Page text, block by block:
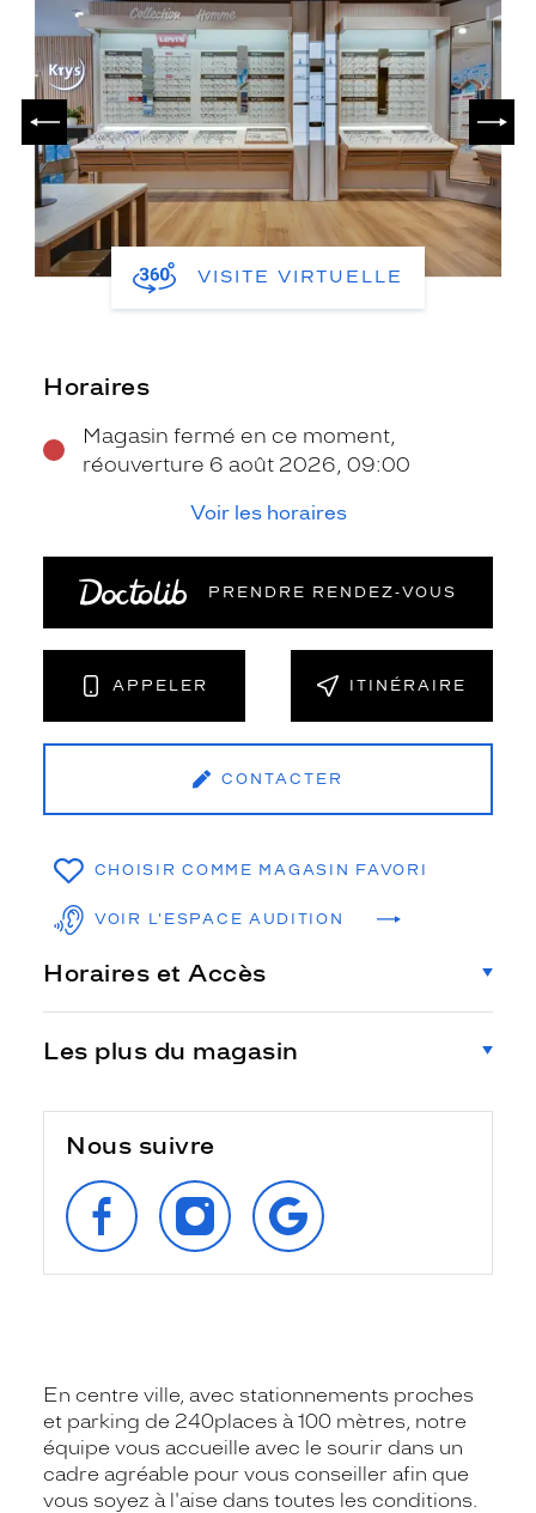
PRÉCÉDENT
VISITE VIRTUELLE
Horaires
Magasin fermé en ce moment,
réouverture 6 août 2026, 09:00
Voir les horaires
PRENDRE RENDEZ‑VOUS
APPELER ITINÉRAIRE
CONTACTER
CHOISIR COMME MAGASIN FAVORI
VOIR L'ESPACE AUDITION
Horaires et Accès
Les plus du magasin
Nous suivre
SUIVEZ‑NOUS
SUR
FACEBOOK
SUIVEZ‑NOUS
SUR
INSTAGRAM
RETROUVEZ‑NOUS
SUR
GOOGLE
En centre ville, avec stationnements proches
et parking de 240places à 100 mètres, notre
équipe vous accueille avec le sourir dans un
cadre agréable pour vous conseiller afin que
vous soyez à l'aise dans toutes les conditions.